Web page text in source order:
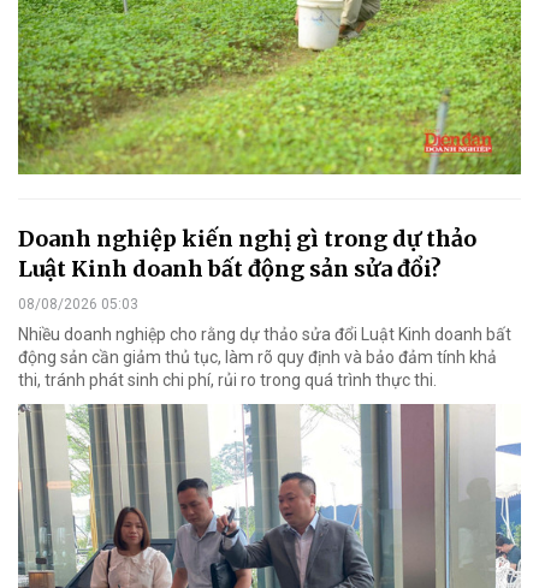
Doanh nghiệp kiến nghị gì trong dự thảo
Luật Kinh doanh bất động sản sửa đổi?
08/08/2026 05:03
Nhiều doanh nghiệp cho rằng dự thảo sửa đổi Luật Kinh doanh bất
động sản cần giảm thủ tục, làm rõ quy định và bảo đảm tính khả
thi, tránh phát sinh chi phí, rủi ro trong quá trình thực thi.